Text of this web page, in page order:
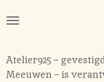
direct
de
hoofdinhoud
Atelier925 –
Meeuwen – is